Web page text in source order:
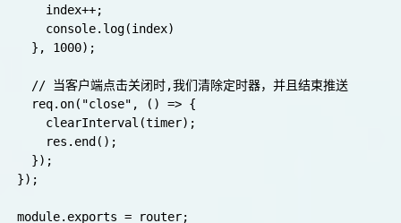
    index++;
    console.log(index)
  }, 1000);
  // 当客户端点击关闭时,我们清除定时器，并且结束推送
  req.on("close", () => {
    clearInterval(timer);
    res.end();
  });
});